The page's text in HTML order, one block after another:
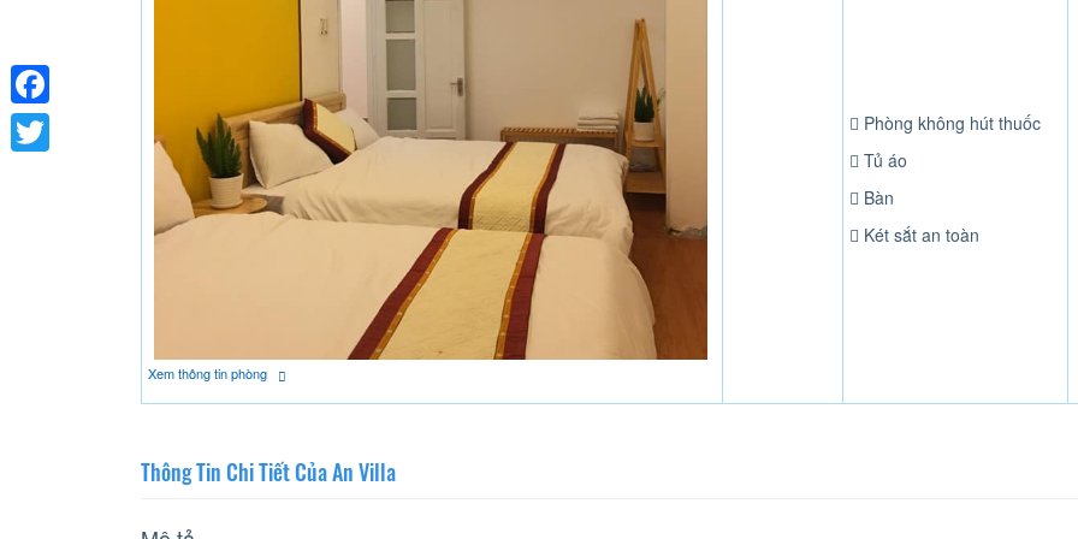
Xem thông tin phòng
Phòng không hút thuốc
Tủ áo
Bàn
Két sắt an toàn
Thông Tin Chi Tiết Của An Villa
Facebook